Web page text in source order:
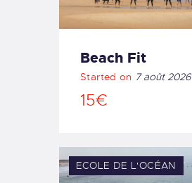
Beach Fit
Started on 7 août 2026
15€
ECOLE DE L'OCÉAN